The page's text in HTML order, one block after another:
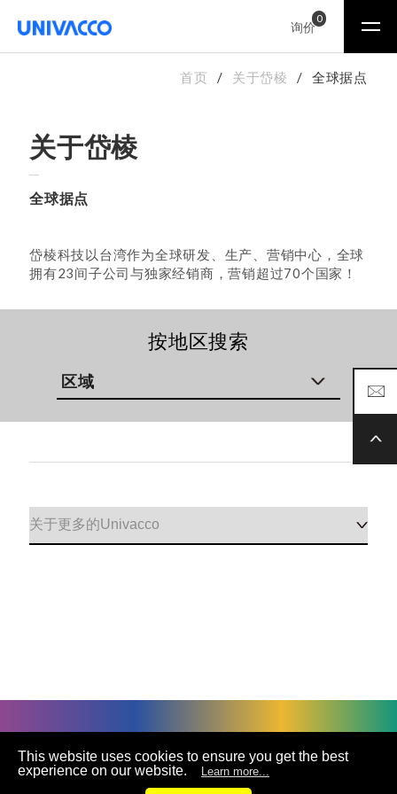
询价
0
首页 关于岱棱 全球据点
关于岱棱
全球据点
岱棱科技以台湾作为全球研发、生产、营销中心，全球
拥有23间子公司与独家经销商，营销超过70个国家！
按地区搜索
区域
This website uses cookies to ensure you get the best
experience on our website.
Learn more...